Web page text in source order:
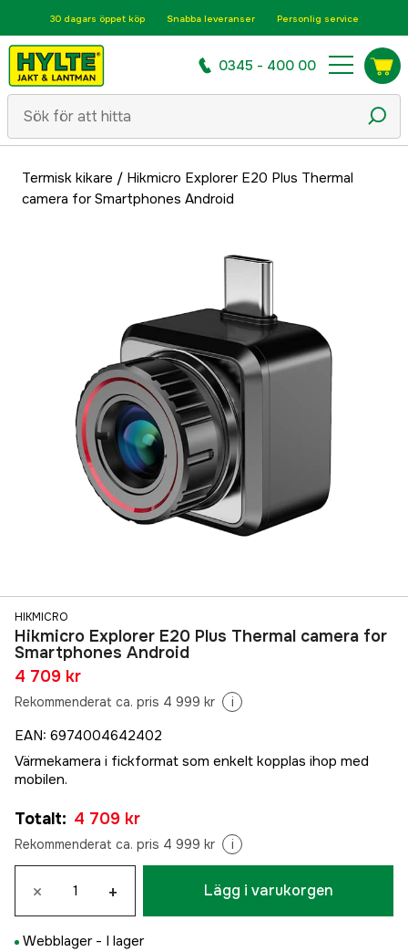
30 dagars öppet köp Snabba leveranser Personlig service
0345 - 400 00
Termisk kikare / Hikmicro Explorer E20 Plus Thermal
camera for Smartphones Android
HIKMICRO
Hikmicro Explorer E20 Plus Thermal camera for
Smartphones Android
4 709 kr
Rekommenderat ca. pris 4 999 kr i
EAN: 6974004642402
Värmekamera i fickformat som enkelt kopplas ihop med
mobilen.
Totalt: 4 709 kr
Rekommenderat ca. pris 4 999 kr i
× + Lägg i varukorgen
Webblager - I lager